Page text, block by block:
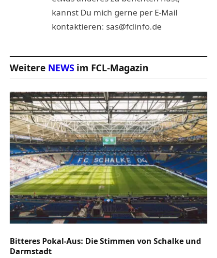
kannst Du mich gerne per E-Mail
kontaktieren: sas@fclinfo.de
Weitere NEWS im FCL-Magazin
Bitteres Pokal-Aus: Die Stimmen von Schalke und
Darmstadt